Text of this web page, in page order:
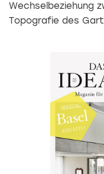
Wechselbeziehung
Topografie des